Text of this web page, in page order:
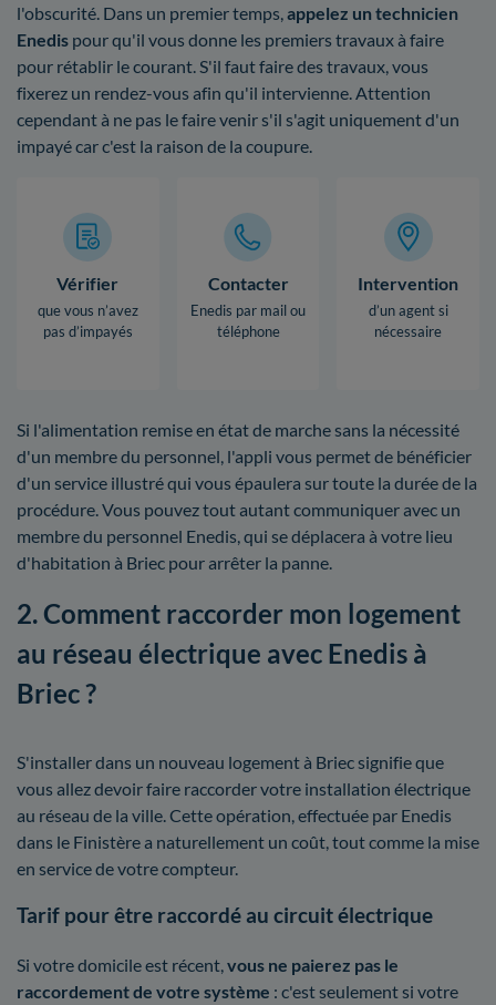
l'obscurité. Dans un premier temps, appelez un technicien
Enedis pour qu'il vous donne les premiers travaux à faire
pour rétablir le courant. S'il faut faire des travaux, vous
fixerez un rendez-vous afin qu'il intervienne. Attention
cependant à ne pas le faire venir s'il s'agit uniquement d'un
impayé car c'est la raison de la coupure.
Vérifier
que vous n’avez
pas d’impayés
Contacter
Enedis par mail ou
téléphone
Intervention
d’un agent si
nécessaire
Si l'alimentation remise en état de marche sans la nécessité
d'un membre du personnel, l'appli vous permet de bénéficier
d'un service illustré qui vous épaulera sur toute la durée de la
procédure. Vous pouvez tout autant communiquer avec un
membre du personnel Enedis, qui se déplacera à votre lieu
d'habitation à Briec pour arrêter la panne.
2. Comment raccorder mon logement
au réseau électrique avec Enedis à
Briec ?
S'installer dans un nouveau logement à Briec signifie que
vous allez devoir faire raccorder votre installation électrique
au réseau de la ville. Cette opération, effectuée par Enedis
dans le Finistère a naturellement un coût, tout comme la mise
en service de votre compteur.
Tarif pour être raccordé au circuit électrique
Si votre domicile est récent,vous ne paierez pas le
raccordement de votre système : c'est seulement si votre